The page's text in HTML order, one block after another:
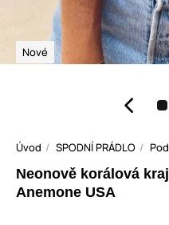
Nové
Úvod SPODNÍ PRÁDLO
Neonově korálová
Anemone USA